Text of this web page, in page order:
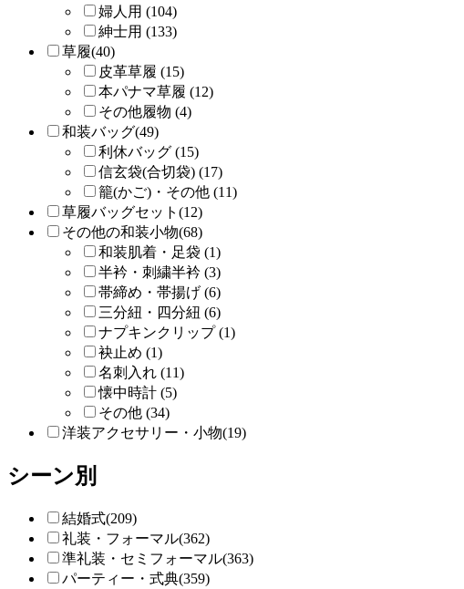
婦人用 (104)
紳士用 (133)
草履(40)
皮革草履 (15)
本パナマ草履 (12)
その他履物 (4)
和装バッグ(49)
利休バッグ (15)
信玄袋(合切袋) (17)
籠(かご)・その他 (11)
草履バッグセット(12)
その他の和装小物(68)
和装肌着・足袋 (1)
半衿・刺繍半衿 (3)
帯締め・帯揚げ (6)
三分紐・四分紐 (6)
ナプキンクリップ (1)
袂止め (1)
名刺入れ (11)
懐中時計 (5)
その他 (34)
洋装アクセサリー・小物(19)
シーン別
結婚式(209)
礼装・フォーマル(362)
準礼装・セミフォーマル(363)
パーティー・式典(359)